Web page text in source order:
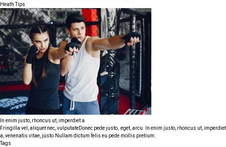
Heath Tips
In enim justo, rhoncus ut, imperdiet a
Fringilla vel, aliquet nec, vulputateDonec pede justo, eget, arcu. In enim justo, rhoncus ut, imperdiet
a, venenatis vitae, justo.Nullam dictum felis eu pede mollis pretium.
Tags